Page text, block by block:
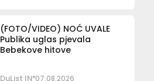
(FOTO/VIDEO) NOĆ UVALE
Publika uglas pjevala
Bebekove hitove
DuList IN 07.08.2026